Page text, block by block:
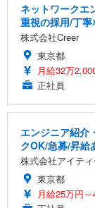
ネットワークエ
重視の採用/丁
株式会社Creer
東京都
月給32万
正社員
エンジニア紹介
クOK/急募/昇給
株式会社アイテ
東京都
月給25万円